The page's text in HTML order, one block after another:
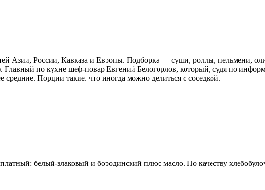
Азии, России, Кавказа и Европы. Подборка — суши, роллы, пельмени,
Главный по кухне шеф-повар Евгений Белогорлов, который, судя по
средние. Порции такие, что иногда можно делиться с соседкой.
белый-злаковый и бородинский плюс масло. По качеству